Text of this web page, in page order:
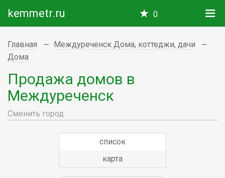
kemmetr.ru 0
Главная
Междуреченск Дома, коттеджи, дачи
Дома
Продажа домов в
Междуреченск
Сменить город
список
карта